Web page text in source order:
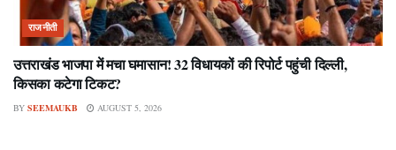
राजनीती
उत्तराखंड भाजपा में मचा घमासान! 32 विधायकों की रिपोर्ट पहुंची दिल्ली,
किसका कटेगा टिकट?
BY SEEMAUKB AUGUST 5, 2026